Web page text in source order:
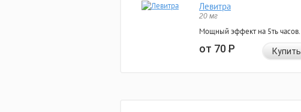
Левитра
20 мг
Мощный эффект на 5ть часов.
от 70Р Купить